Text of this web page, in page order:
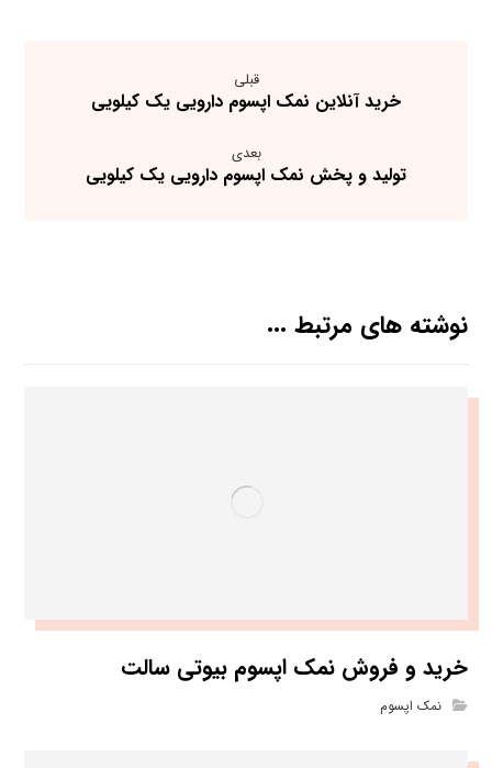
قبلی
خرید آنلاین نمک اپسوم دارویی یک کیلویی
بعدی
تولید و پخش نمک اپسوم دارویی یک کیلویی
نوشته های مرتبط ...
خرید و فروش نمک اپسوم بیوتی سالت
نمک اپسوم